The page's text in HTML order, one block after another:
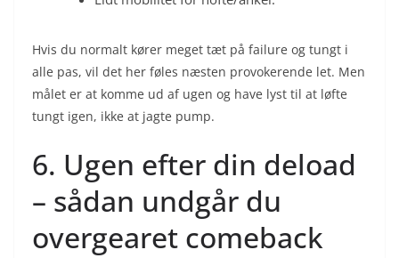
Hvis du normalt kører meget tæt på failure og tungt i
alle pas, vil det her føles næsten provokerende let. Men
målet er at komme ud af ugen og have lyst til at løfte
tungt igen, ikke at jagte pump.
6. Ugen efter din deload
– sådan undgår du
overgearet comeback